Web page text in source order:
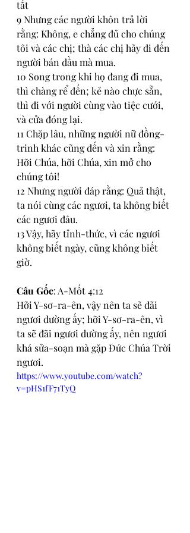
tắt
9 Nhưng các người khôn trả lời
rằng: Không, e chẳng đủ cho chúng
tôi và các chị; thà các chị hãy đi đến
người bán dầu mà mua.
10 Song trong khi họ đang đi mua,
thì chàng rể đến; kẻ nào chực sẵn,
thì đi với người cùng vào tiệc cưới,
và cửa đóng lại.
11 Chặp lâu, những người nữ đồng-
trinh khác cũng đến và xin rằng:
Hỡi Chúa, hỡi Chúa, xin mở cho
chúng tôi!
12 Nhưng người đáp rằng: Quả thật,
ta nói cùng các ngươi, ta không biết
các ngươi đâu.
13 Vậy, hãy tỉnh-thức, vì các ngươi
không biết ngày, cũng không biết
giờ.
Câu Gốc: A-Mốt 4:12
Hỡi Y-sơ-ra-ên, vậy nên ta sẽ đãi
ngươi dường ấy; hỡi Y-sơ-ra-ên, vì
ta sẽ đãi ngươi dường ấy, nên ngươi
khá sửa-soạn mà gặp Đức Chúa Trời
ngươi.
https://www.youtube.com/watch?
v=pHS1fF71TyQ